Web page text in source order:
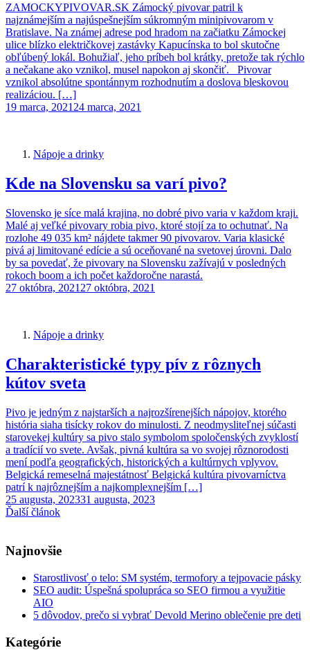
ZAMOCKYPIVOVAR.SK Zámocký pivovar patril k
najznámejším a najúspešnejším súkromným minipivovarom v
Bratislave. Na známej adrese pod hradom na začiatku Zámockej
ulice blízko električkovej zastávky Kapucínska to bol skutočne
obľúbený lokál. Bohužiaľ, jeho príbeh bol krátky, pretože tak rýchlo
a nečakane ako vznikol, musel napokon aj skončiť. Pivovar
vznikol absolútne spontánnym rozhodnutím a doslova bleskovou
realizáciou. […]
19 marca, 2021 24 marca, 2021
Nápoje a drinky
Kde na Slovensku sa varí pivo?
Slovensko je síce malá krajina, no dobré pivo varia v každom kraji.
Malé aj veľké pivovary robia pivo, ktoré stojí za to ochutnať. Na
rozlohe 49 035 km² nájdete takmer 90 pivovarov. Varia klasické
pivá aj limitované edície a sú oceňované na svetovej úrovni. Dalo
by sa povedať, že pivovary na Slovensku zažívajú v posledných
rokoch boom a ich počet každoročne narastá.
27 októbra, 2021 27 októbra, 2021
Nápoje a drinky
Charakteristické typy pív z rôznych
kútov sveta
Pivo je jedným z najstarších a najrozšírenejších nápojov, ktorého
história siaha tisícky rokov do minulosti. Z neodmysliteľnej súčasti
starovekej kultúry sa pivo stalo symbolom spoločenských zvyklostí
a tradícií vo svete. Avšak, pivná kultúra sa vo svojej rôznorodosti
mení podľa geografických, historických a kultúrnych vplyvov.
Belgická remeselná majestátnosť Belgická kultúra pivovarníctva
patrí k najrôznejším a najkomplexnejším […]
25 augusta, 202331 augusta, 2023
Ďalší článok
Najnovšie
Starostlivosť o telo: SM systém, termofory a tejpovacie pásky
SEO audit: Úspešná spolupráca so SEO firmou a využitie
AIO
5 dôvodov, prečo si vybrať Devold Merino oblečenie pre deti
Kategórie